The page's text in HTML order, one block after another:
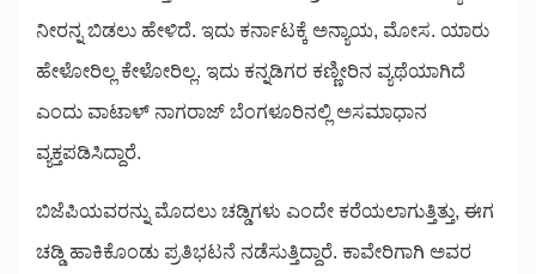
ನೀರನ್ನ ಬಿಡಲು ಹೇಳಿದೆ. ಇದು ಕರ್ನಾಟಕ್ಕೆ ಅನ್ಯಾಯ, ಮೋಸ. ಯಾರು
ಹೇಳೋರಿಲ್ಲ ಕೇಳೋರಿಲ್ಲ. ಇದು ಕನ್ನಡಿಗರ ಕಣ್ಣೀರಿನ ವ್ಯಥೆಯಾಗಿದೆ
ಎಂದು ವಾಟಾಳ್‌ ನಾಗರಾಜ್‌ ಬೆಂಗಳೂರಿನಲ್ಲಿ ಅಸಮಾಧಾನ
ವ್ಯಕ್ತಪಡಿಸಿದ್ದಾರೆ.
ಬಿಜೆಪಿಯವರನ್ನು ಮೊದಲು ಚಡ್ಡಿಗಳು ಎಂದೇ ಕರೆಯಲಾಗುತ್ತಿತ್ತು, ಈಗ
ಚಡ್ಡಿ ಹಾಕಿಕೊಂಡು ಪ್ರತಿಭಟನೆ ನಡೆಸುತ್ತಿದ್ದಾರೆ. ಕಾವೇರಿಗಾಗಿ ಅವರ